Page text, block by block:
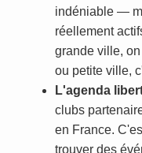
indéniable —
réellement
grande ville,
ou petite ville,
L'agenda
clubs
en France.
trouver des